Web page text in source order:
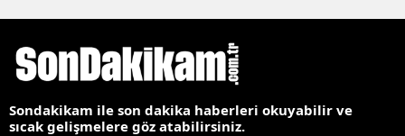
Sondakikam ile son dakika haberleri okuyabilir ve
sıcak gelişmelere göz atabilirsiniz.